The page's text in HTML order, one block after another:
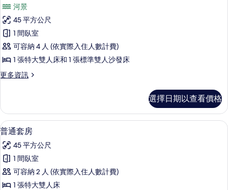
床,
河
景
的
所
有
特
大
雙
人
床,
河
景
的
特
色
套
房,
景
所
有
相
片
河景
45 平方公尺
1 間臥室
可容納 4 人 (依實際入住人數計費)
1 張特大雙人床和 1 張標準雙人沙發床
更多資訊
更
套
房,
河
景
的
詳
情
選擇日期以查看價格
顯
示
普
通
套
普通套房 | 高級寢具、書桌、遮光布/
5
普通套房
45 平方公尺
1 間臥室
可容納 2 人 (依實際入住人數計費)
1 張特大雙人床